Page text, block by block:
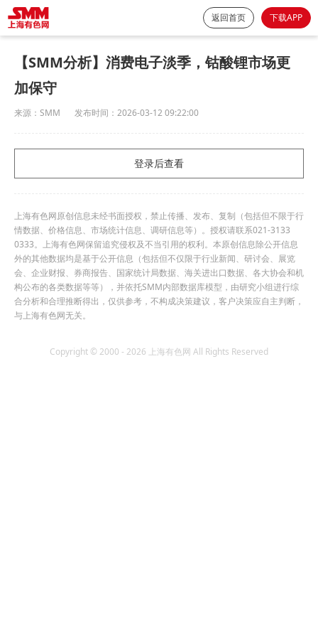
返回首页 下载APP
【SMM分析】消费电子淡季，钴酸锂市场更
加保守
来源： SMM 发布时间： 2026-03-12 09:22:00
登录后查看
上海有色网原创信息未经书面授权，禁止传播、发布、复制（包括但不限于行
情数据、价格信息、市场统计信息、调研信息等）。授权请联系021-3133
0333。上海有色网保留追究侵权及不当引用的权利。本原创信息除公开信息
外的其他数据均是基于公开信息（包括但不仅限于行业新闻、研讨会、展览
会、企业财报、券商报告、国家统计局数据、海关进出口数据、各大协会和机
构公布的各类数据等等），并依托SMM内部数据库模型，由研究小组进行综
合分析和合理推断得出，仅供参考，不构成决策建议，客户决策应自主判断，
与上海有色网无关。
Copyright © 2000 - 2026 上海有色网 All Rights Reserved